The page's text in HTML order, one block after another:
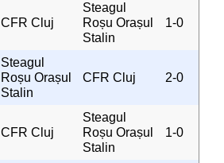
CFR Cluj
Steagul
Roșu Orașul
Stalin
1-0
Steagul
Roșu Orașul
Stalin
CFR Cluj 2-0
CFR Cluj
Steagul
Roșu Orașul
Stalin
1-0